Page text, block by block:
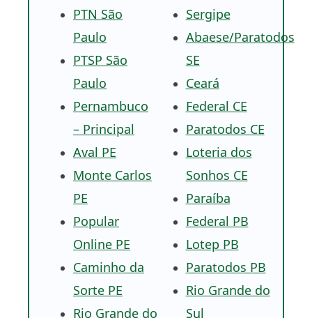
PTN São
Paulo
PTSP São
Paulo
Pernambuco
– Principal
Aval PE
Monte Carlos
PE
Popular
Online PE
Caminho da
Sorte PE
Rio Grande do
Sergipe
Abaese/Paratodos
SE
Ceará
Federal CE
Paratodos CE
Loteria dos
Sonhos CE
Paraíba
Federal PB
Lotep PB
Paratodos PB
Rio Grande do
Sul